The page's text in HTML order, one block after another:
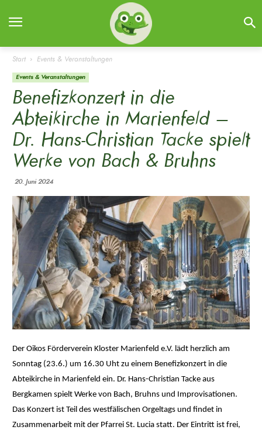
Start Events & Veranstaltungen
Events & Veranstaltungen
Benefizkonzert in die
Abteikirche in Marienfeld –
Dr. Hans-Christian Tacke spielt
Werke von Bach & Bruhns
20. Juni 2024
Der Oikos Förderverein Kloster Marienfeld e.V. lädt herzlich am
Sonntag (23.6.) um 16.30 Uht zu einem Benefizkonzert in die
Abteikirche in Marienfeld ein. Dr. Hans-Christian Tacke aus
Bergkamen spielt Werke von Bach, Bruhns und Improvisationen.
Das Konzert ist Teil des westfälischen Orgeltags und findet in
Zusammenarbeit mit der Pfarrei St. Lucia statt. Der Eintritt ist frei,